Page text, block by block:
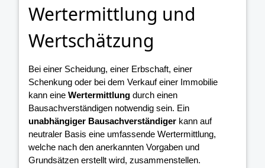
Wertermittlung und
Wertschätzung
Bei einer Scheidung, einer Erbschaft, einer
Schenkung oder bei dem Verkauf einer Immobilie
kann eine Wertermittlung durch einen
Bausachverständigen notwendig sein. Ein
unabhängiger Bausachverständiger kann auf
neutraler Basis eine umfassende Wertermittlung,
welche nach den anerkannten Vorgaben und
Grundsätzen erstellt wird, zusammenstellen.